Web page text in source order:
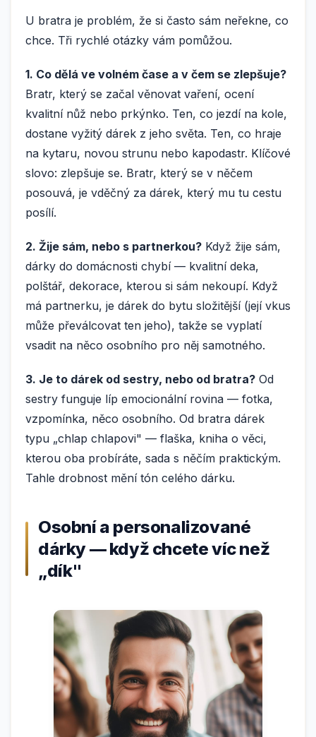
U bratra je problém, že si často sám neřekne, co
chce. Tři rychlé otázky vám pomůžou.
1. Co dělá ve volném čase a v čem se zlepšuje?
Bratr, který se začal věnovat vaření, ocení
kvalitní nůž nebo prkýnko. Ten, co jezdí na kole,
dostane vyžitý dárek z jeho světa. Ten, co hraje
na kytaru, novou strunu nebo kapodastr. Klíčové
slovo: zlepšuje se. Bratr, který se v něčem
posouvá, je vděčný za dárek, který mu tu cestu
posílí.
2. Žije sám, nebo s partnerkou? Když žije sám,
dárky do domácnosti chybí — kvalitní deka,
polštář, dekorace, kterou si sám nekoupí. Když
má partnerku, je dárek do bytu složitější (její vkus
může převálcovat ten jeho), takže se vyplatí
vsadit na něco osobního pro něj samotného.
3. Je to dárek od sestry, nebo od bratra? Od
sestry funguje líp emocionální rovina — fotka,
vzpomínka, něco osobního. Od bratra dárek
typu „chlap chlapovi" — flaška, kniha o věci,
kterou oba probíráte, sada s něčím praktickým.
Tahle drobnost mění tón celého dárku.
Osobní a personalizované
dárky — když chcete víc než
„dík"